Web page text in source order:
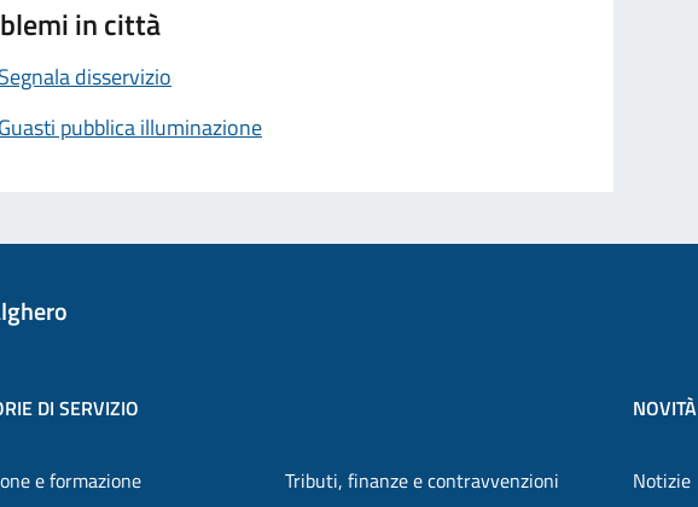
in città
disservizio
pubblica illuminazione
DI SERVIZIO
e formazione
Tributi, finanze e contravvenzioni
NOVITÀ
Notizie